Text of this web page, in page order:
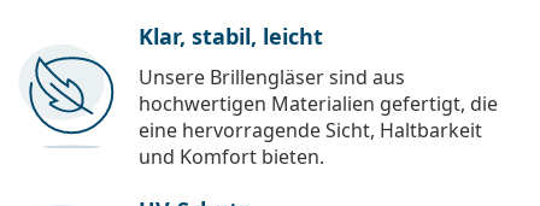
Klar, stabil, leicht
Unsere Brillengläser sind aus
hochwertigen Materialien gefertigt, die
eine hervorragende Sicht, Haltbarkeit
und Komfort bieten.